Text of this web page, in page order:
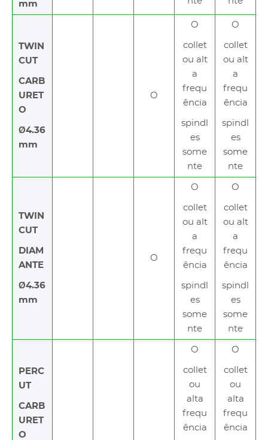
mm
TWIN
CUT
CARB
URET
O
Ø4.36
mm
O
O
collet
ou alt
a
frequ
ência
spindl
es
some
nte
O
collet
ou alt
a
frequ
ência
spindl
es
some
nte
TWIN
CUT
DIAM
ANTE
Ø4.36
mm
O
O
collet
ou alt
a
frequ
ência
spindl
es
some
nte
O
collet
ou alt
a
frequ
ência
spindl
es
some
nte
PERC
UT
CARB
URET
O
O
collet
ou
alta
frequ
ência
O
collet
ou
alta
frequ
ência